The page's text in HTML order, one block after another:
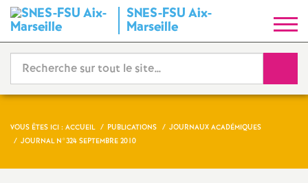
SNES-FSU Aix-
Marseille
y
n
d
i
VOUS ÊTES ICI : ACCUEIL PUBLICATIONS
JOURNAUX ACADÉMIQUES
JOURNAL N°324 SEPTEMBRE 2010